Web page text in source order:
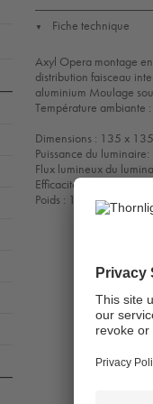
▼ Fiche technique
Axyl Opera montage
distribution faisceau
aluminium Moulage
Température ambiante
Dimensions : 135 x
Puissance du
Flux lumineux du
Efficacité lumineuse du
Poids : 1,66 kg